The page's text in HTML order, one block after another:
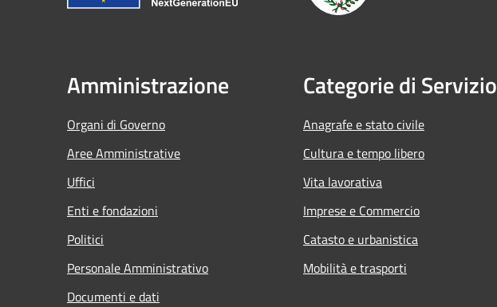
Amministrazione
Organi di Governo
Aree Amministrative
Uffici
Enti e fondazioni
Politici
Personale Amministrativo
Documenti e dati
Categorie di Servizio
Anagrafe e stato civile
Cultura e tempo libero
Vita lavorativa
Imprese e Commercio
Catasto e urbanistica
Mobilità e trasporti